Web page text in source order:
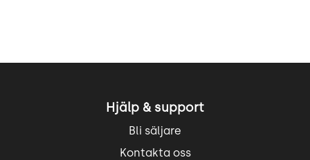
Hjälp & support
Bli säljare
Kontakta oss